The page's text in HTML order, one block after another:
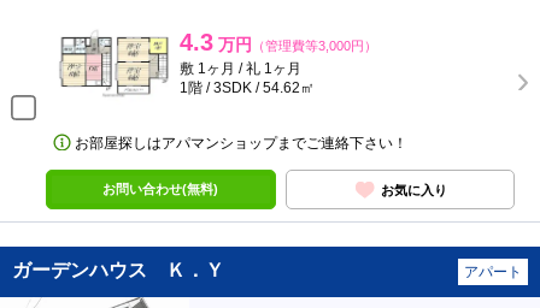
4.3 万円 （管理費等3,000円）
敷 1ヶ月 / 礼 1ヶ月
1階 / 3SDK / 54.62㎡
お部屋探しはアパマンショップまでご連絡下さい！
お問い合わせ(無料) お気に入り
ガーデンハウス Ｋ．Ｙ アパート